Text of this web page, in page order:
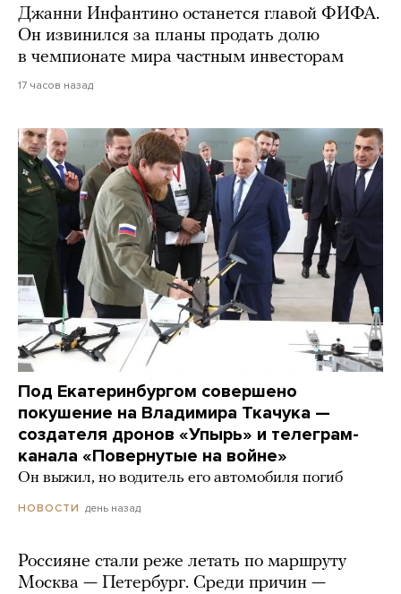
Джанни Инфантино останется главой ФИФА.
Он извинился за планы продать долю
в чемпионате мира частным инвесторам
17 часов назад
Под Екатеринбургом совершено
покушение на Владимира Ткачука —
создателя дронов «Упырь» и телеграм-
канала «Повернутые на войне»
Он выжил, но водитель его автомобиля погиб
НОВОСТИ день назад
Россияне стали реже летать по маршруту
Москва — Петербург. Среди причин —